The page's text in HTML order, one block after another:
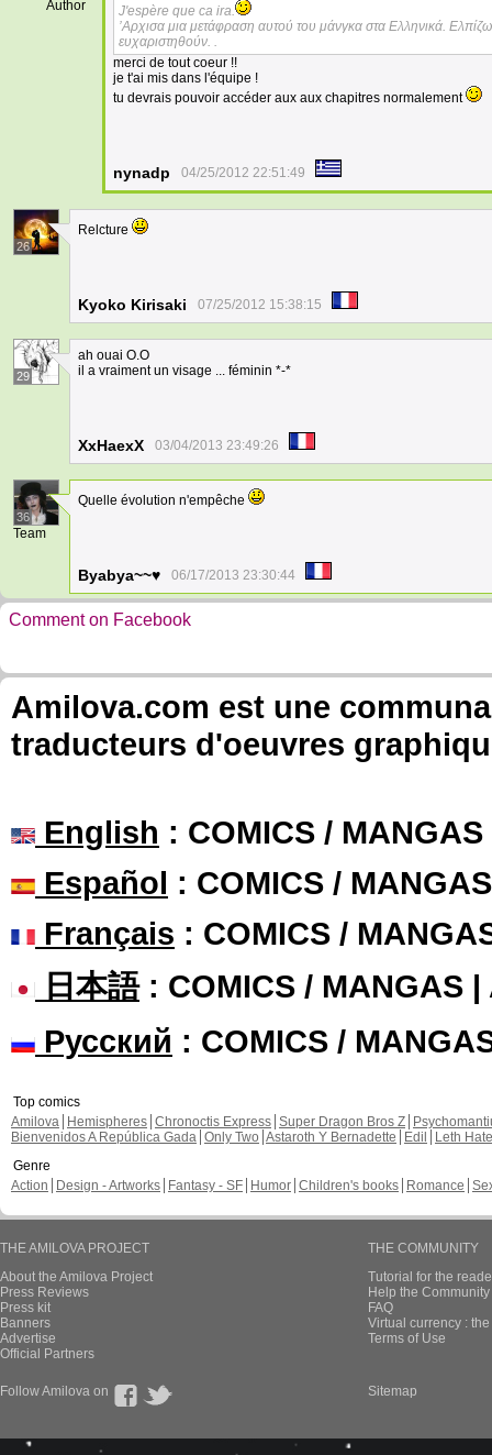
Author
J'espère que ca ira.
’Αρχισα μια μετάφραση αυτού του μάνγκα στα Ελληνικά.
ευχαριστηθούν. .
merci de tout coeur !!
je t'ai mis dans l'équipe !
tu devrais pouvoir accéder aux aux chapitres normalement
nynadp 04/25/2012 22:51:49
26
Relcture
Kyoko Kirisaki 07/25/2012 15:38:15
29
ah ouai O.O
il a vraiment un visage ... féminin *-*
XxHaexX 03/04/2013 23:49:26
36
Team
Quelle évolution n'empêche
Byabya~~♥ 06/17/2013 23:30:44
Comment on Facebook
Amilova.com est une
traducteurs d'oeuvres
English : COMICS /
Español : COMICS /
Français : COMICS /
日本語: COMICS / MANGAS |
Русский : COMICS /
Top comics
Amilova
Hemispheres Chronoctis Express Super Dragon Bros Z
Bienvenidos A República Gada Only Two Astaroth Y Bernadette Edil
Leth Hate
Genre
Action
Design - Artworks Fantasy - SF Humor Children's books Romance
THE AMILOVA PROJECT
About the Amilova Project
Press Reviews
Press kit
Banners
Advertise
Official Partners
THE COMMUNITY
Tutorial for the
Help the
FAQ
Virtual currency :
Terms of Use
Follow Amilova on Sitemap